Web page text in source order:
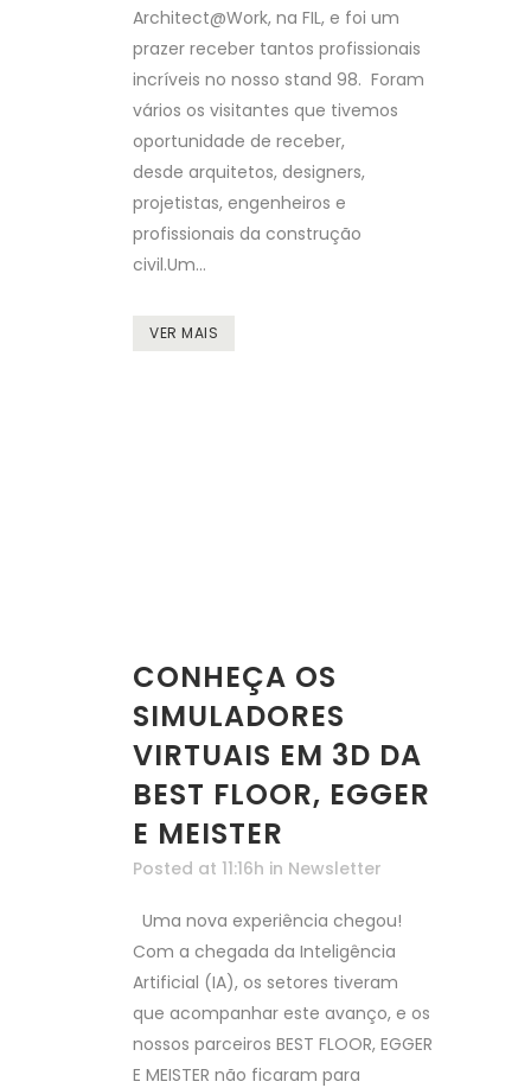
Architect@Work, na FIL, e foi um
prazer receber tantos profissionais
incríveis no nosso stand 98. Foram
vários os visitantes que tivemos
oportunidade de receber,
desde arquitetos, designers,
projetistas, engenheiros e
profissionais da construção
civil.Um...
VER MAIS
CONHEÇA OS
SIMULADORES
VIRTUAIS EM 3D DA
BEST FLOOR, EGGER
E MEISTER
Posted at 11:16h in Newsletter
Uma nova experiência chegou!
Com a chegada da Inteligência
Artificial (IA), os setores tiveram
que acompanhar este avanço, e os
nossos parceiros BEST FLOOR, EGGER
E MEISTER não ficaram para